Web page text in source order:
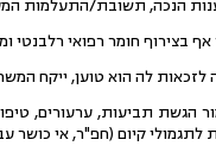
הנכה, תשובת/התעלמות
בצירוף חומר רפואי
לזכאות לה הוא טוען, ייקח
הגשת תביעות, ערעורים,
לתגמולי קיום (חפ"ר, אי כושר